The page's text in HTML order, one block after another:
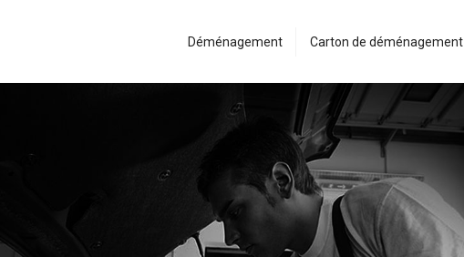
Déménagement Carton de déménagement